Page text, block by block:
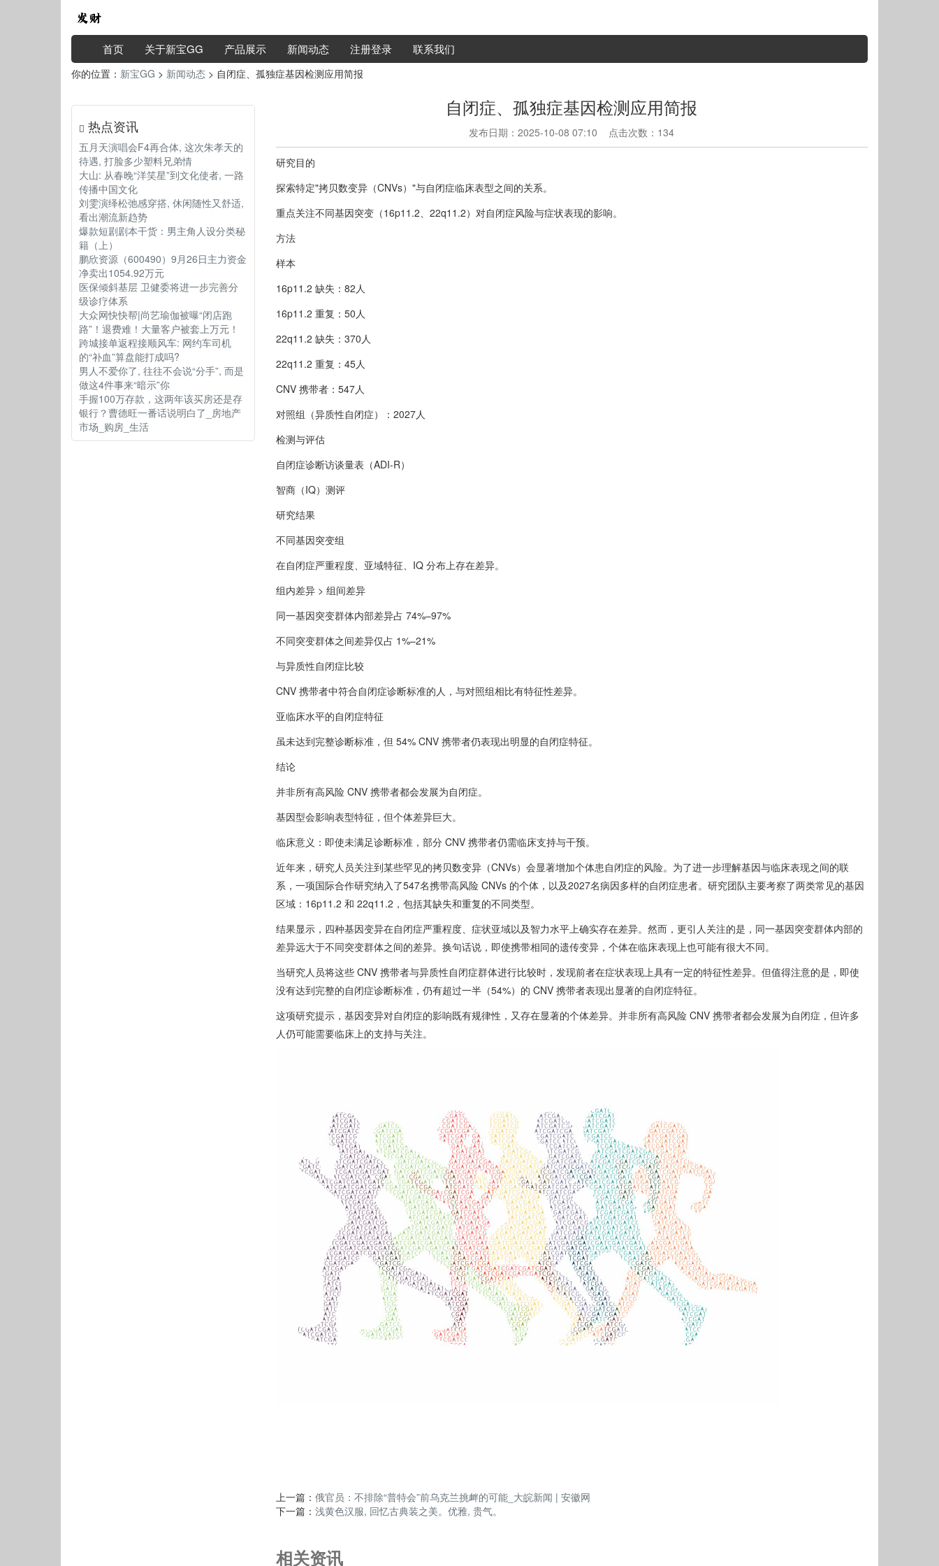
首页 关于新宝GG 产品展示 新闻动态 注册登录 联系我们
你的位置： 新宝GG > 新闻动态 > 自闭症、孤独症基因检测应用简报
热点资讯
五月天演唱会F4再合体, 这次朱孝天的
待遇, 打脸多少塑料兄弟情
大山: 从春晚“洋笑星”到文化使者, 一路
传播中国文化
刘雯演绎松弛感穿搭, 休闲随性又舒适,
看出潮流新趋势
爆款短剧剧本干货：男主角人设分类秘
籍（上）
鹏欣资源（600490）9月26日主力资金
净卖出1054.92万元
医保倾斜基层 卫健委将进一步完善分
级诊疗体系
大众网快快帮|尚艺瑜伽被曝“闭店跑
路”！退费难！大量客户被套上万元！
跨城接单返程接顺风车: 网约车司机
的“补血”算盘能打成吗?
男人不爱你了, 往往不会说“分手”, 而是
做这4件事来“暗示”你
手握100万存款，这两年该买房还是存
银行？曹德旺一番话说明白了_房地产
市场_购房_生活
自闭症、孤独症基因检测应用简报
发布日期：2025-10-08 07:10 点击次数：134
研究目的
探索特定"拷贝数变异（CNVs）"与自闭症临床表型之间的关系。
重点关注不同基因突变（16p11.2、22q11.2）对自闭症风险与症状表现的影响。
方法
样本
16p11.2 缺失：82人
16p11.2 重复：50人
22q11.2 缺失：370人
22q11.2 重复：45人
CNV 携带者：547人
对照组（异质性自闭症）：2027人
检测与评估
自闭症诊断访谈量表（ADI-R）
智商（IQ）测评
研究结果
不同基因突变组
在自闭症严重程度、亚域特征、IQ 分布上存在差异。
组内差异 > 组间差异
同一基因突变群体内部差异占 74%–97%
不同突变群体之间差异仅占 1%–21%
与异质性自闭症比较
CNV 携带者中符合自闭症诊断标准的人，与对照组相比有特征性差异。
亚临床水平的自闭症特征
虽未达到完整诊断标准，但 54% CNV 携带者仍表现出明显的自闭症特征。
结论
并非所有高风险 CNV 携带者都会发展为自闭症。
基因型会影响表型特征，但个体差异巨大。
临床意义：即使未满足诊断标准，部分 CNV 携带者仍需临床支持与干预。
近年来，研究人员关注到某些罕见的拷贝数变异（CNVs）会显著增加个体患自闭症的风险。为了进一步理解基因与临床表现之间的联
系，一项国际合作研究纳入了547名携带高风险 CNVs 的个体，以及2027名病因多样的自闭症患者。研究团队主要考察了两类常见的基因
区域：16p11.2 和 22q11.2，包括其缺失和重复的不同类型。
结果显示，四种基因变异在自闭症严重程度、症状亚域以及智力水平上确实存在差异。然而，更引人关注的是，同一基因突变群体内部的
差异远大于不同突变群体之间的差异。换句话说，即使携带相同的遗传变异，个体在临床表现上也可能有很大不同。
当研究人员将这些 CNV 携带者与异质性自闭症群体进行比较时，发现前者在症状表现上具有一定的特征性差异。但值得注意的是，即使
没有达到完整的自闭症诊断标准，仍有超过一半（54%）的 CNV 携带者表现出显著的自闭症特征。
这项研究提示，基因变异对自闭症的影响既有规律性，又存在显著的个体差异。并非所有高风险 CNV 携带者都会发展为自闭症，但许多
人仍可能需要临床上的支持与关注。
上一篇： 俄官员：不排除“普特会”前乌克兰挑衅的可能_大皖新闻 | 安徽网
下一篇： 浅黄色汉服, 回忆古典装之美。优雅, 贵气。
相关资讯